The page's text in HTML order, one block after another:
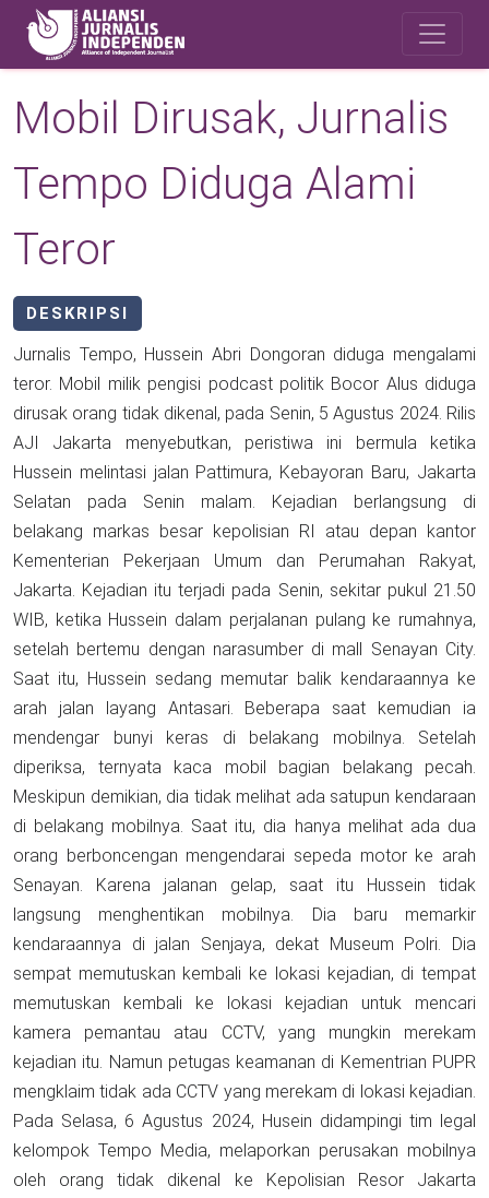
Skip to main content
Mobil Dirusak, Jurnalis
Tempo Diduga Alami
Teror
DESKRIPSI
Jurnalis Tempo, Hussein Abri Dongoran diduga mengalami
teror. Mobil milik pengisi podcast politik Bocor Alus diduga
dirusak orang tidak dikenal, pada Senin, 5 Agustus 2024. Rilis
AJI Jakarta menyebutkan, peristiwa ini bermula ketika
Hussein melintasi jalan Pattimura, Kebayoran Baru, Jakarta
Selatan pada Senin malam. Kejadian berlangsung di
belakang markas besar kepolisian RI atau depan kantor
Kementerian Pekerjaan Umum dan Perumahan Rakyat,
Jakarta. Kejadian itu terjadi pada Senin, sekitar pukul 21.50
WIB, ketika Hussein dalam perjalanan pulang ke rumahnya,
setelah bertemu dengan narasumber di mall Senayan City.
Saat itu, Hussein sedang memutar balik kendaraannya ke
arah jalan layang Antasari. Beberapa saat kemudian ia
mendengar bunyi keras di belakang mobilnya. Setelah
diperiksa, ternyata kaca mobil bagian belakang pecah.
Meskipun demikian, dia tidak melihat ada satupun kendaraan
di belakang mobilnya. Saat itu, dia hanya melihat ada dua
orang berboncengan mengendarai sepeda motor ke arah
Senayan. Karena jalanan gelap, saat itu Hussein tidak
langsung menghentikan mobilnya. Dia baru memarkir
kendaraannya di jalan Senjaya, dekat Museum Polri. Dia
sempat memutuskan kembali ke lokasi kejadian, di tempat
memutuskan kembali ke lokasi kejadian untuk mencari
kamera pemantau atau CCTV, yang mungkin merekam
kejadian itu. Namun petugas keamanan di Kementrian PUPR
mengklaim tidak ada CCTV yang merekam di lokasi kejadian.
Pada Selasa, 6 Agustus 2024, Husein didampingi tim legal
kelompok Tempo Media, melaporkan perusakan mobilnya
oleh orang tidak dikenal ke Kepolisian Resor Jakarta